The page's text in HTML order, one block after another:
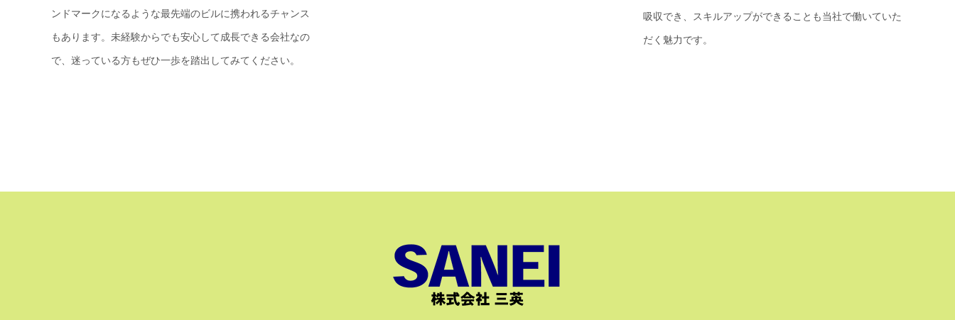
ンドマークになるような最先端のビルに携われるチャンス
もあります。未経験からでも安心して成長できる会社なの
で、迷っている方もぜひ一歩を踏出してみてください。
吸収でき、スキルアップができることも当社で働いていた
だく魅力です。